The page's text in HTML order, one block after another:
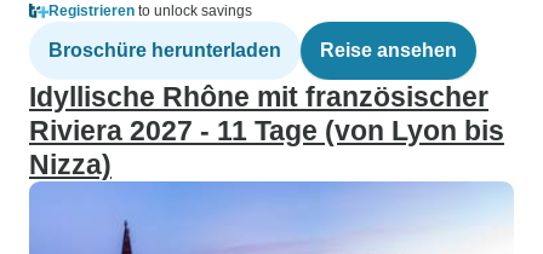
Registrieren to unlock savings
Broschüre herunterladen Reise ansehen
Idyllische Rhône mit französischer
Riviera 2027 - 11 Tage (von Lyon bis
Nizza)